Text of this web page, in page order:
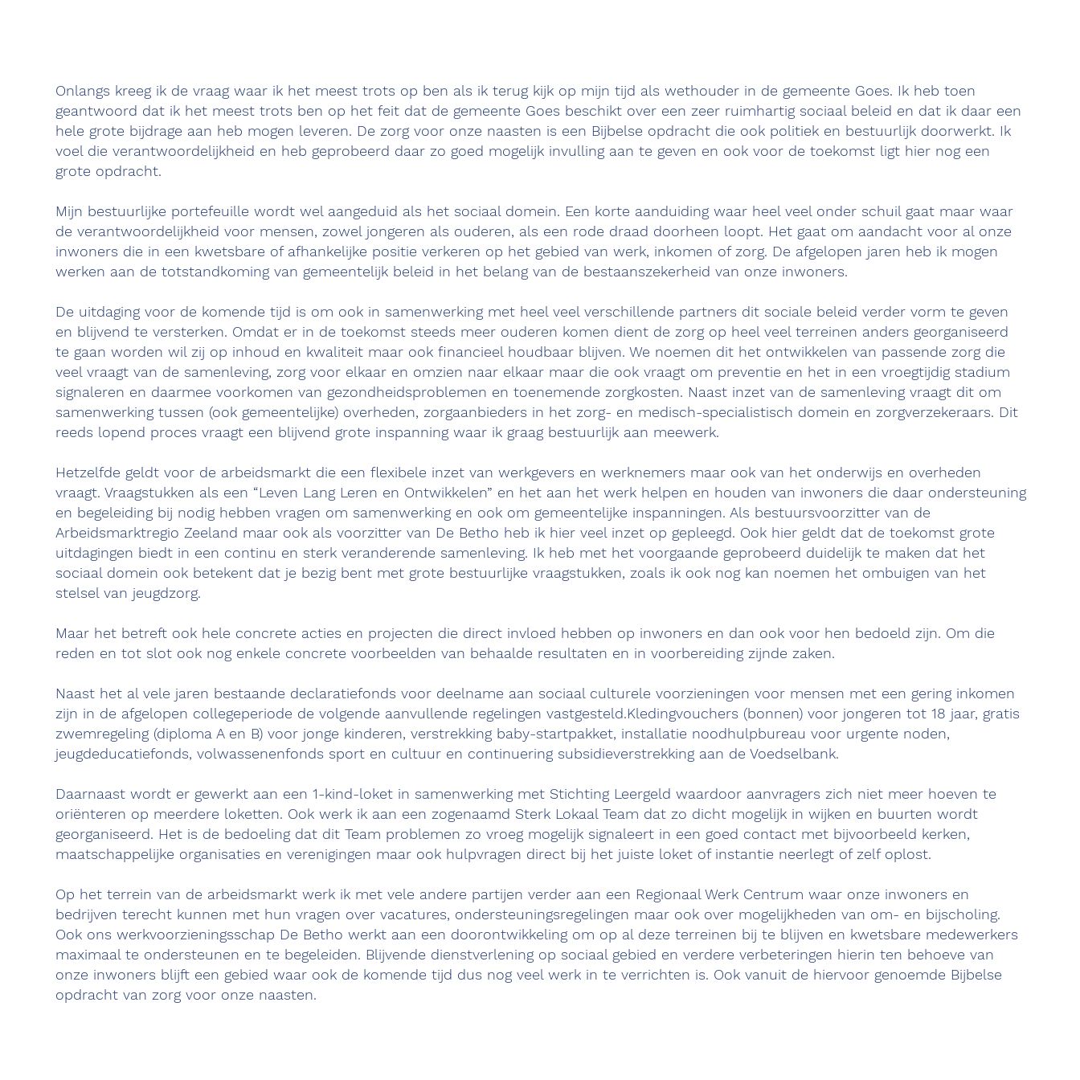
Onlangs kreeg ik de vraag waar ik het meest trots op ben als ik terug kijk op mijn tijd als wethouder in de gemeente Goes. Ik heb toen
geantwoord dat ik het meest trots ben op het feit dat de gemeente Goes beschikt over een zeer ruimhartig sociaal beleid en dat ik daar een
hele grote bijdrage aan heb mogen leveren. De zorg voor onze naasten is een Bijbelse opdracht die ook politiek en bestuurlijk doorwerkt. Ik
voel die verantwoordelijkheid en heb geprobeerd daar zo goed mogelijk invulling aan te geven en ook voor de toekomst ligt hier nog een
grote opdracht.
Mijn bestuurlijke portefeuille wordt wel aangeduid als het sociaal domein. Een korte aanduiding waar heel veel onder schuil gaat maar waar
de verantwoordelijkheid voor mensen, zowel jongeren als ouderen, als een rode draad doorheen loopt. Het gaat om aandacht voor al onze
inwoners die in een kwetsbare of afhankelijke positie verkeren op het gebied van werk, inkomen of zorg. De afgelopen jaren heb ik mogen
werken aan de totstandkoming van gemeentelijk beleid in het belang van de bestaanszekerheid van onze inwoners.
De uitdaging voor de komende tijd is om ook in samenwerking met heel veel verschillende partners dit sociale beleid verder vorm te geven
en blijvend te versterken. Omdat er in de toekomst steeds meer ouderen komen dient de zorg op heel veel terreinen anders georganiseerd
te gaan worden wil zij op inhoud en kwaliteit maar ook financieel houdbaar blijven. We noemen dit het ontwikkelen van passende zorg die
veel vraagt van de samenleving, zorg voor elkaar en omzien naar elkaar maar die ook vraagt om preventie en het in een vroegtijdig stadium
signaleren en daarmee voorkomen van gezondheidsproblemen en toenemende zorgkosten. Naast inzet van de samenleving vraagt dit om
samenwerking tussen (ook gemeentelijke) overheden, zorgaanbieders in het zorg- en medisch-specialistisch domein en zorgverzekeraars. Dit
reeds lopend proces vraagt een blijvend grote inspanning waar ik graag bestuurlijk aan meewerk.
Hetzelfde geldt voor de arbeidsmarkt die een flexibele inzet van werkgevers en werknemers maar ook van het onderwijs en overheden
vraagt. Vraagstukken als een “Leven Lang Leren en Ontwikkelen” en het aan het werk helpen en houden van inwoners die daar ondersteuning
en begeleiding bij nodig hebben vragen om samenwerking en ook om gemeentelijke inspanningen. Als bestuursvoorzitter van de
Arbeidsmarktregio Zeeland maar ook als voorzitter van De Betho heb ik hier veel inzet op gepleegd. Ook hier geldt dat de toekomst grote
uitdagingen biedt in een continu en sterk veranderende samenleving. Ik heb met het voorgaande geprobeerd duidelijk te maken dat het
sociaal domein ook betekent dat je bezig bent met grote bestuurlijke vraagstukken, zoals ik ook nog kan noemen het ombuigen van het
stelsel van jeugdzorg.
Maar het betreft ook hele concrete acties en projecten die direct invloed hebben op inwoners en dan ook voor hen bedoeld zijn. Om die
reden en tot slot ook nog enkele concrete voorbeelden van behaalde resultaten en in voorbereiding zijnde zaken.
Naast het al vele jaren bestaande declaratiefonds voor deelname aan sociaal culturele voorzieningen voor mensen met een gering inkomen
zijn in de afgelopen collegeperiode de volgende aanvullende regelingen vastgesteld.Kledingvouchers (bonnen) voor jongeren tot 18 jaar, gratis
zwemregeling (diploma A en B) voor jonge kinderen, verstrekking baby-startpakket, installatie noodhulpbureau voor urgente noden,
jeugdeducatiefonds, volwassenenfonds sport en cultuur en continuering subsidieverstrekking aan de Voedselbank.
Daarnaast wordt er gewerkt aan een 1-kind-loket in samenwerking met Stichting Leergeld waardoor aanvragers zich niet meer hoeven te
oriënteren op meerdere loketten. Ook werk ik aan een zogenaamd Sterk Lokaal Team dat zo dicht mogelijk in wijken en buurten wordt
georganiseerd. Het is de bedoeling dat dit Team problemen zo vroeg mogelijk signaleert in een goed contact met bijvoorbeeld kerken,
maatschappelijke organisaties en verenigingen maar ook hulpvragen direct bij het juiste loket of instantie neerlegt of zelf oplost.
Op het terrein van de arbeidsmarkt werk ik met vele andere partijen verder aan een Regionaal Werk Centrum waar onze inwoners en
bedrijven terecht kunnen met hun vragen over vacatures, ondersteuningsregelingen maar ook over mogelijkheden van om- en bijscholing.
Ook ons werkvoorzieningsschap De Betho werkt aan een doorontwikkeling om op al deze terreinen bij te blijven en kwetsbare medewerkers
maximaal te ondersteunen en te begeleiden. Blijvende dienstverlening op sociaal gebied en verdere verbeteringen hierin ten behoeve van
onze inwoners blijft een gebied waar ook de komende tijd dus nog veel werk in te verrichten is. Ook vanuit de hiervoor genoemde Bijbelse
opdracht van zorg voor onze naasten.